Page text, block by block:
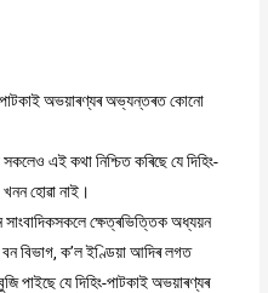
পাটকাই অভয়াৰণ্যৰ অভ্যন্তৰত কোনো
এই কথা নিশ্চিত কৰিছে যে দিহিং-
হোৱা নাই।
ক্ষেত্ৰভিত্তিক অধ্যয়ন
বিভাগ, ক’ল ইণ্ডিয়া আদিৰ লগত
যে দিহিং-পাটকাই অভয়াৰণ্যৰ